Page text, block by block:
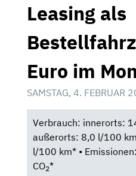
Leasing als
Euro im
SAMSTAG, 4. FEBRUAR
Verbrauch: innerorts:
außerorts: 8,0 l/100
l/100 km* •
CO2*